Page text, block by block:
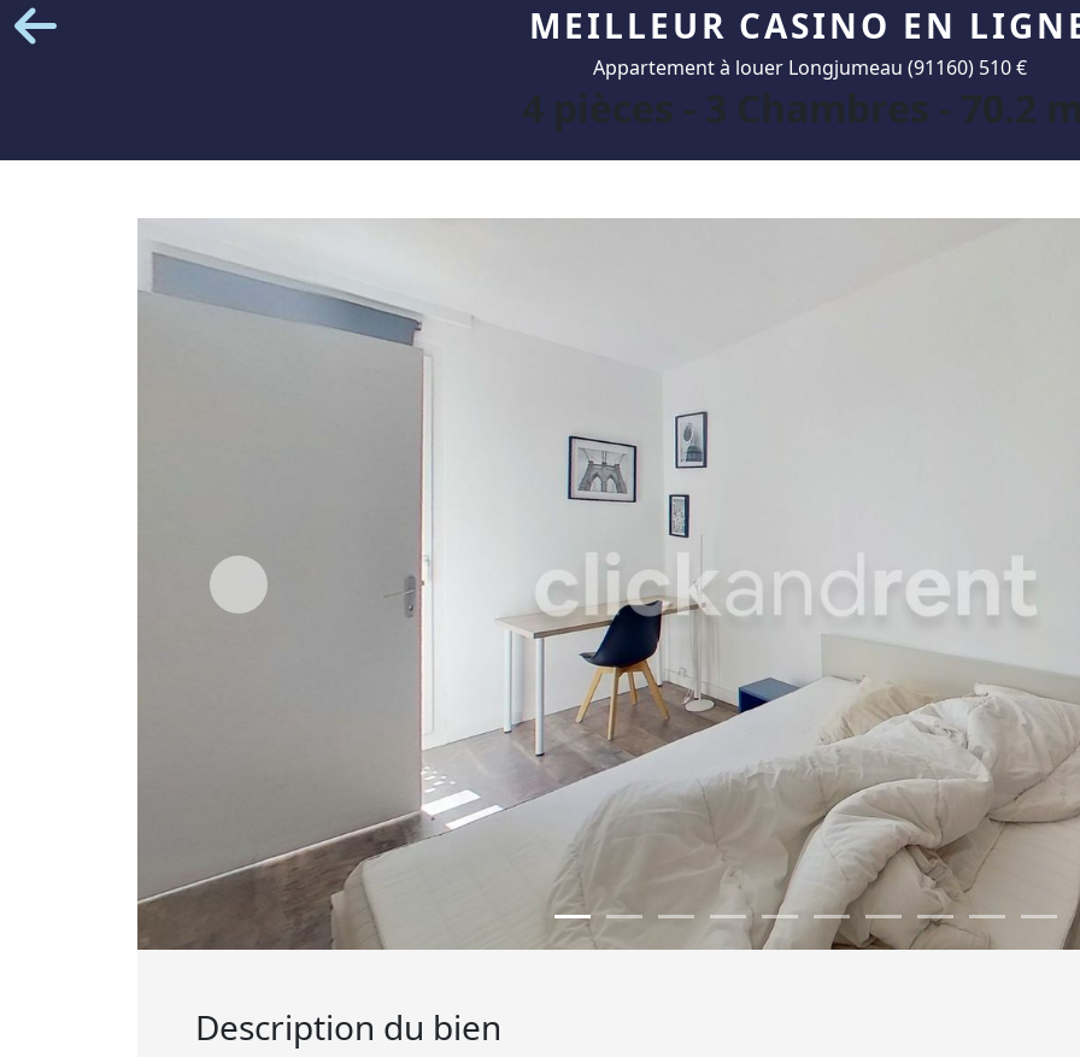
MEILLEUR CASINO EN
Appartement à louer Longjumeau (91160) 510 €
4 pièces - 3 Chambres - 70.2
Description du bien